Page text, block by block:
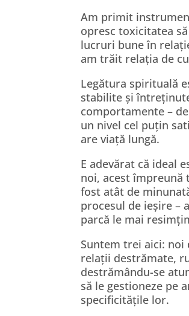
Am primit
opresc toxicitatea
lucruri bune în
am trăit relația de
Legătura spirituală
stabilite și
comportamente –
un nivel cel puțin
are viață lungă.
E adevărat că ideal
noi, acest împreună
fost atât de
procesul de ieșire –
parcă le mai
Suntem trei aici: noi
relații destrămate,
destrămându-se
să le gestioneze pe
specificitățile lor.